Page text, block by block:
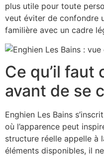
plus utile pour toute
veut éviter de confondre
familière avec un cadre
Ce qu’il faut
avant de se
Enghien Les Bains
où l’apparence peut
structure réelle appelle à
éléments disponibles, il